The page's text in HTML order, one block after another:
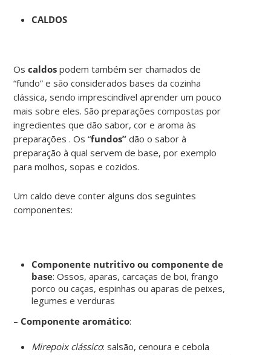
CALDOS
Oscaldospodem também ser chamados de
“fundo” e são considerados bases da cozinha
clássica, sendo imprescindível aprender um pouco
mais sobre eles. São preparações compostas por
ingredientes que dão sabor, cor e aroma às
preparações . Os “fundos”dão o sabor à
preparação à qual servem de base, por exemplo
para molhos, sopas e cozidos.
Um caldo deve conter alguns dos seguintes
componentes:
Componente nutritivo ou componente de
base: Ossos, aparas, carcaças de boi, frango
porco ou caças, espinhas ou aparas de peixes,
legumes e verduras
– Componente aromático:
Mirepoix clássico: salsão, cenoura e cebola